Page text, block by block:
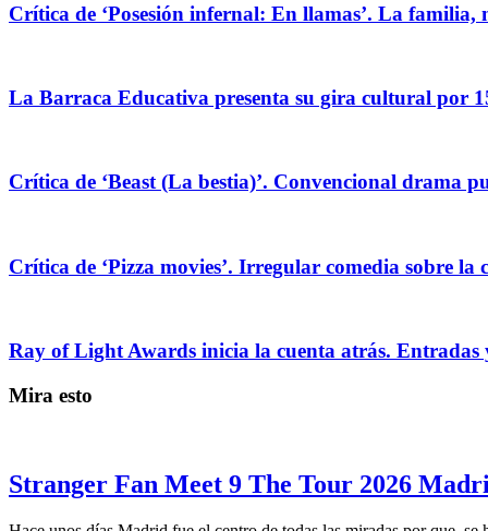
Crítica de ‘Posesión infernal: En llamas’. La familia,
La Barraca Educativa presenta su gira cultural por
Crítica de ‘Beast (La bestia)’. Convencional drama
Crítica de ‘Pizza movies’. Irregular comedia sobre la
Ray of Light Awards inicia la cuenta atrás. Entradas
Mira esto
Stranger Fan Meet 9 The Tour 2026